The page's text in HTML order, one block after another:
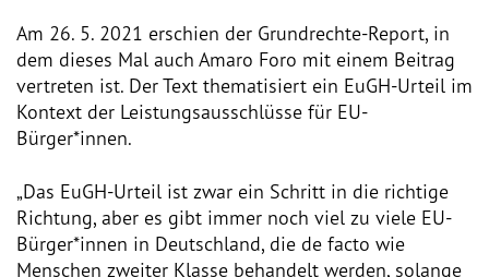
Über uns
Vision
Geschichte
Vorstand
Am 26. 5. 2021 erschien der Grundrechte-Report, in
dem dieses Mal auch Amaro Foro mit einem Beitrag
vertreten ist. Der Text thematisiert ein EuGH-Urteil im
Kontext der Leistungsausschlüsse für EU-
Bürger*innen.
„Das EuGH-Urteil ist zwar ein Schritt in die richtige
Richtung, aber es gibt immer noch viel zu viele EU-
Bürger*innen in Deutschland, die de facto wie
Menschen zweiter Klasse behandelt werden, solange